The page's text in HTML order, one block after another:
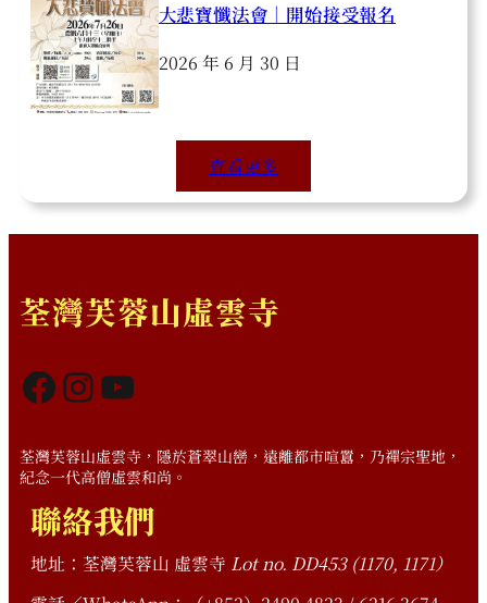
大悲寶懺法會｜開始接受報名
2026 年 6 月 30 日
查看更多
荃灣芙蓉山虛雲寺
Facebook InstagramYouTube
荃灣芙蓉山虛雲寺，隱於蒼翠山巒，遠離都市喧囂，乃禪宗聖地，
紀念一代高僧虛雲和尚。
聯絡我們
地址：荃灣芙蓉山 虛雲寺 Lot no. DD453 (1170, 1171）